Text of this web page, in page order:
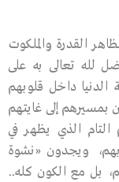
القدرة والملكوت
ﷲ تعالى به على
داخل قلوبهم
إلى غايتهم
الذي يظهر في
ويجدون «نشوة
بل مع الكون كله..